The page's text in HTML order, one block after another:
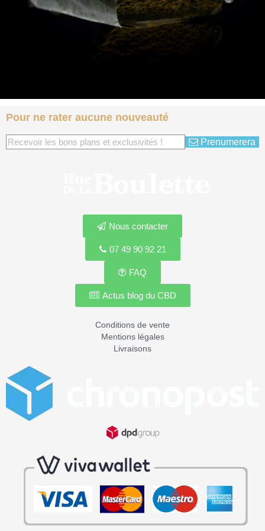
Pour ne rater aucune nouveauté
Prenumerera
Nous contacter
07 49 90 92 21
FAQ
Actus blog du CBD
Conditions de vente
Mentions légales
Livraisons